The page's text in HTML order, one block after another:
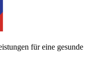
für eine gesunde